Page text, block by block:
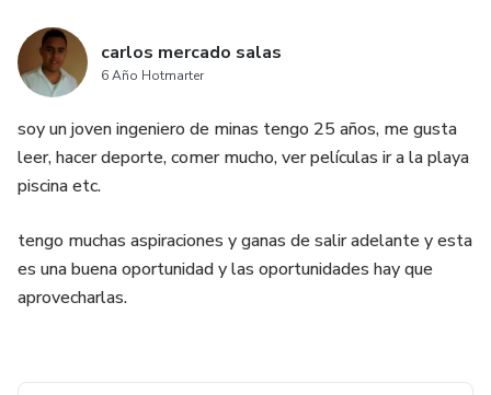
carlos mercado salas
6 Año Hotmarter
soy un joven ingeniero de minas tengo 25 años, me gusta
leer, hacer deporte, comer mucho, ver películas ir a la playa
piscina etc.
tengo muchas aspiraciones y ganas de salir adelante y esta
es una buena oportunidad y las oportunidades hay que
aprovecharlas.